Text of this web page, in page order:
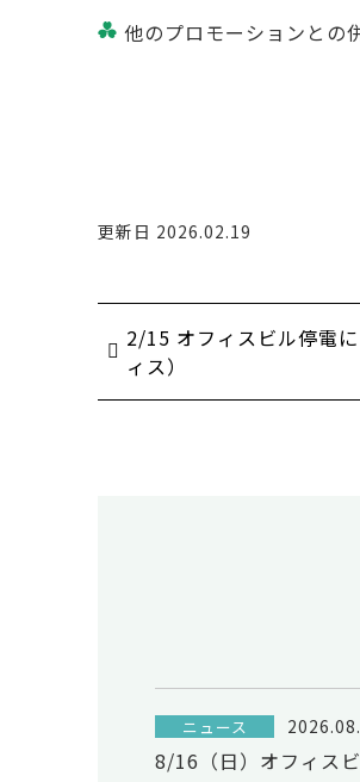
他のプロモーションとの
更新日 2026.02.19
2/15 オフィスビル停電
ィス）
ニュース
8/16（日）オフィス